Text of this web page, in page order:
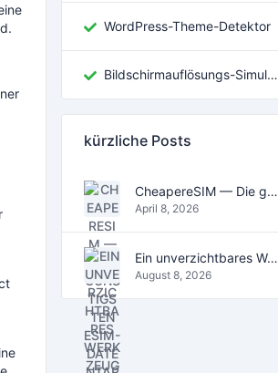
WordPress-Theme-Detektor
Bildschirmauflösungs-Simulator
kürzliche Posts
CheapereSIM — Die günstigsten eSIM-Datentarife für Reisen 2026
April 8, 2026
Ein unverzichtbares Werkzeug für das digitale Zeitalter
August 8, 2026